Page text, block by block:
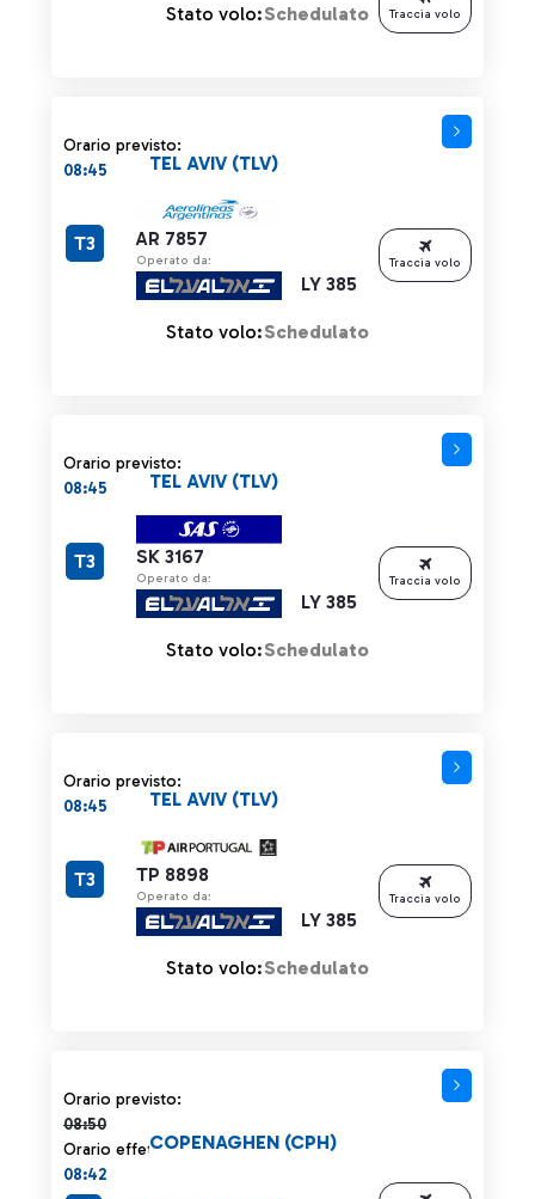
Stato volo:Schedulato Traccia volo
Orario previsto:
08:45
AR 7857
Operato da:
LY 385
TEL AVIV (TLV)
T3
Stato volo:Schedulato
Traccia volo
Orario previsto:
08:45
SK 3167
Operato da:
LY 385
TEL AVIV (TLV)
T3
Stato volo:Schedulato
Traccia volo
Orario previsto:
08:45
TP 8898
Operato da:
LY 385
TEL AVIV (TLV)
T3
Stato volo:Schedulato
Traccia volo
Orario previsto:
08:50
Orario previsto 08:50 barrato
Orario effettivo:
08:42
COPENAGHEN (CPH)